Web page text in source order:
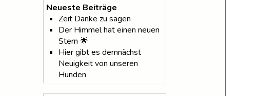
Neueste Beiträge
Zeit Danke zu sagen
Der Himmel hat einen neuen
Stern 🌟
Hier gibt es demnächst
Neuigkeit von unseren
Hunden